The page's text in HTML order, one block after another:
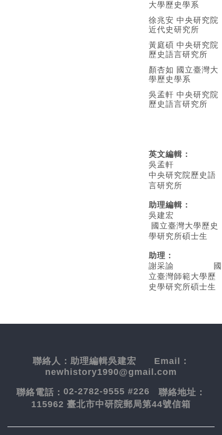
大學歷史學系
徐兆安 中央研究院
近代史研究所
黃庭碩 中央研究院
歷史語言研究所
顏杏如 國立臺灣大
學歷史學系
吳孟軒 中央研究院
歷史語言研究所
英文編輯 ：
吳孟軒
中央研究院歷史語
言研究所
助理編輯：
吳建宏
國立臺灣大學歷史
學研究所碩士生
助理：
謝采諭
國
立臺灣師範大學歷
史學研究所碩士生
聯絡人： 助理編輯吳建宏 Email：
newhistory1990@gmail.com
聯絡電話： 02-2782-9555 #226 聯絡地址：
115962 臺北市中研院郵局第44號信箱